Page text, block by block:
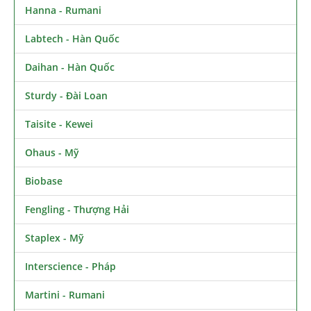
Hanna - Rumani
Labtech - Hàn Quốc
Daihan - Hàn Quốc
Sturdy - Đài Loan
Taisite - Kewei
Ohaus - Mỹ
Biobase
Fengling - Thượng Hải
Staplex - Mỹ
Interscience - Pháp
Martini - Rumani